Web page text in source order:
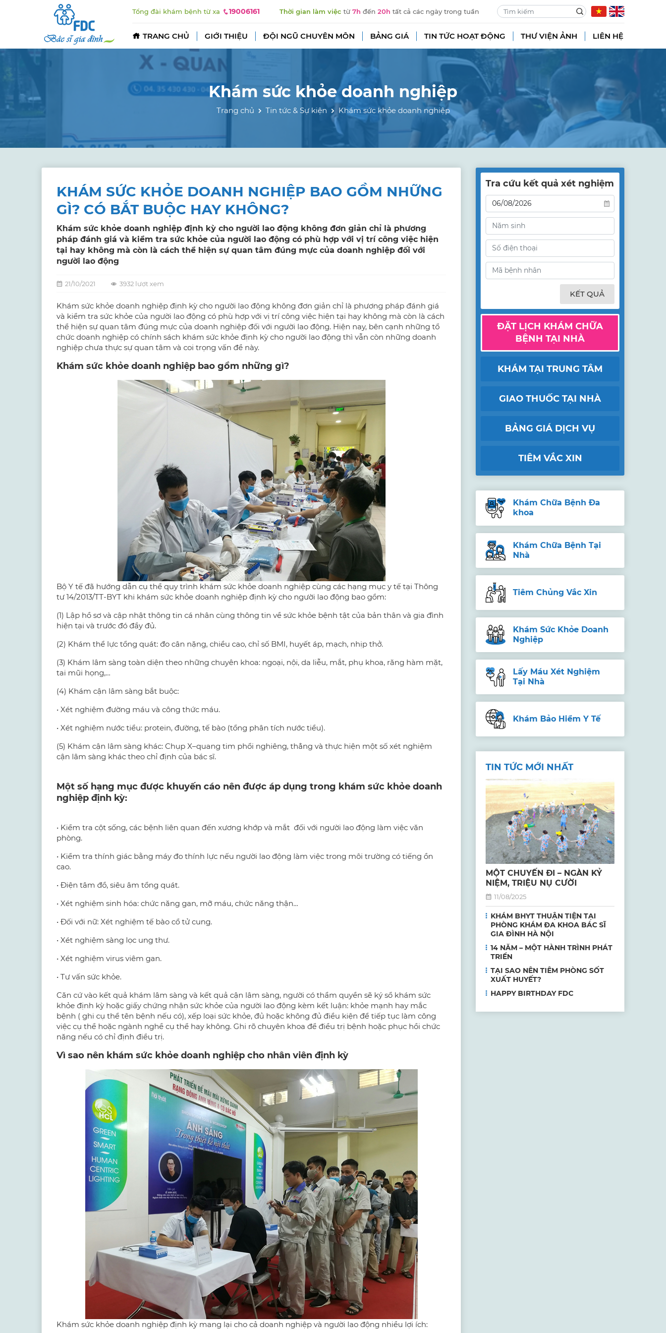
Tổng đài khám bệnh từ xa 19006161 Thời gian làm việc từ 7h đến 20h tất cả các ngày trong tuần
TRANG CHỦ GIỚI THIỆU ĐỘI NGŨ CHUYÊN MÔN BẢNG GIÁ TIN TỨC HOẠT ĐỘNG THƯ VIỆN ẢNH LIÊN HỆ
Khám sức khỏe doanh nghiệp
Trang chủ Tin tức & Sự kiện Khám sức khỏe doanh nghiệp
KHÁM SỨC KHỎE DOANH NGHIỆP BAO GỒM NHỮNG
GÌ? CÓ BẮT BUỘC HAY KHÔNG?
Khám sức khỏe doanh nghiệp định kỳ cho người lao động không đơn giản chỉ là phương
pháp đánh giá và kiểm tra sức khỏe của người lao động có phù hợp với vị trí công việc hiện
tại hay không mà còn là cách thể hiện sự quan tâm đúng mực của doanh nghiệp đối với
người lao động
21/10/2021 3932 lượt xem
Khám sức khỏe doanh nghiệp định kỳ cho người lao động không đơn giản chỉ là phương pháp đánh giá
và kiểm tra sức khỏe của người lao động có phù hợp với vị trí công việc hiện tại hay không mà còn là cách
thể hiện sự quan tâm đúng mực của doanh nghiệp đối với người lao động. Hiện nay, bên cạnh những tổ
chức doanh nghiệp có chính sách khám sức khỏe định kỳ cho người lao động thì vẫn còn những doanh
nghiệp chưa thực sự quan tâm và coi trọng vấn đề này.
Khám sức khỏe doanh nghiệp bao gồm những gì?
Bộ Y tế đã hướng dẫn cụ thể quy trình khám sức khỏe doanh nghiệp cùng các hạng mục y tế tại Thông
tư 14/2013/TT-BYT khi khám sức khỏe doanh nghiệp định kỳ cho người lao động bao gồm:
(1) Lập hồ sơ và cập nhật thông tin cá nhân cùng thông tin về sức khỏe bệnh tật của bản thân và gia đình
hiện tại và trước đó đầy đủ.
(2) Khám thể lực tổng quát: đo cân nặng, chiều cao, chỉ số BMI, huyết áp, mạch, nhịp thở.
(3) Khám lâm sàng toàn diện theo những chuyên khoa: ngoại, nội, da liễu, mắt, phụ khoa, răng hàm mặt,
tai mũi họng,…
(4) Khám cận lâm sàng bắt buộc:
• Xét nghiệm đường máu và công thức máu.
• Xét nghiệm nước tiểu: protein, đường, tế bào (tổng phân tích nước tiểu).
(5) Khám cận lâm sàng khác: Chụp X–quang tim phổi nghiêng, thẳng và thực hiện một số xét nghiệm
cận lâm sàng khác theo chỉ định của bác sĩ.
Một số hạng mục được khuyến cáo nên được áp dụng trong khám sức khỏe doanh
nghiệp định kỳ:
• Kiểm tra cột sống, các bệnh liên quan đến xương khớp và mắt đối với người lao động làm việc văn
phòng.
• Kiểm tra thính giác bằng máy đo thính lực nếu người lao động làm việc trong môi trường có tiếng ồn
cao.
• Điện tâm đồ, siêu âm tổng quát.
• Xét nghiệm sinh hóa: chức năng gan, mỡ máu, chức năng thận…
• Đối với nữ: Xét nghiệm tế bào cổ tử cung.
• Xét nghiệm sàng lọc ung thư.
• Xét nghiệm virus viêm gan.
• Tư vấn sức khỏe.
Căn cứ vào kết quả khám lâm sàng và kết quả cận lâm sàng, người có thẩm quyền sẽ ký sổ khám sức
khỏe định kỳ hoặc giấy chứng nhận sức khỏe của người lao động kèm kết luận: khỏe mạnh hay mắc
bệnh ( ghi cụ thể tên bệnh nếu có), xếp loại sức khỏe, đủ hoặc không đủ điều kiện để tiếp tục làm công
việc cụ thể hoặc ngành nghề cụ thể hay không. Ghi rõ chuyên khoa để điều trị bệnh hoặc phục hồi chức
năng nếu có chỉ định điều trị.
Vì sao nên khám sức khỏe doanh nghiệp cho nhân viên định kỳ
Khám sức khỏe doanh nghiệp định kỳ mang lại cho cả doanh nghiệp và người lao động nhiều lợi ích:
Tra cứu kết quả xét nghiệm
KẾT QUẢ
ĐẶT LỊCH KHÁM CHỮA
BỆNH TẠI NHÀ
KHÁM TẠI TRUNG TÂM
GIAO THUỐC TẠI NHÀ
BẢNG GIÁ DỊCH VỤ
TIÊM VẮC XIN
Khám Chữa Bệnh Đa
khoa
Khám Chữa Bệnh Tại
Nhà
Tiêm Chủng Vắc Xin
Khám Sức Khỏe Doanh
Nghiệp
Lấy Máu Xét Nghiệm
Tại Nhà
Khám Bảo Hiểm Y Tế
TIN TỨC MỚI NHẤT
MỘT CHUYẾN ĐI – NGÀN KỶ
NIỆM, TRIỆU NỤ CƯỜI
11/08/2025
KHÁM BHYT THUẬN TIỆN TẠI
PHÒNG KHÁM ĐA KHOA BÁC SĨ
GIA ĐÌNH HÀ NỘI
14 NĂM – MỘT HÀNH TRÌNH PHÁT
TRIỂN
TẠI SAO NÊN TIÊM PHÒNG SỐT
XUẤT HUYẾT?
HAPPY BIRTHDAY FDC